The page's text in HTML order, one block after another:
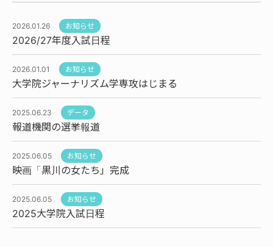
2026.01.26 お知らせ
2026/27年度入試日程
2026.01.01 お知らせ
大学院ジャーナリズム学専攻はじまる
2025.06.23 データ
報道機関の選挙報道
2025.06.05 お知らせ
映画「黒川の女たち」完成
2025.06.05 お知らせ
2025大学院入試日程